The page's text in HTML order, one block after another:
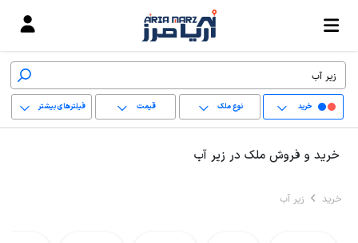
خرید نوع ملک قیمت فیلترهای بیشتر
خرید و فروش ملک در زیر آب
خرید زیر آب